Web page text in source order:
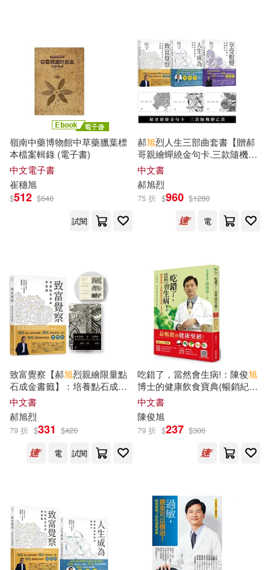
韓金龍，崔嶺（主編）(12)
（明）文震亨(12)
(美)亨利(11)
崔婕（主編）(11) 崔明德(11)
文旭先（主編）(11)
諶旭彬(11) 黃旭初(11)
（英）莎士比亞(11)
崔光耀(10) 崔宰訓(10)
崔岩(10) 崔崟（主編）(10)
崔洪斌(10) 崔鐘雷 主編(10)
旭屋出版編集部(10)
遠流(47)
Universal(46)
中國紡織出版社(46)
南京大學出版社(46)
東方出版社(45)
中國水利水電出版社(44)
浙江大學出版社(44)
重慶出版社(44)
朝華出版社(43)
中國勞動社會保障出版社(42)
人民出版社(41)
同心出版社(38)
國防工業出版社(38)
嶺南中藥博物館中草藥臘葉標
本檔案輯錄 (電子書)
中文電子書
崔穗旭
$512 $640
試閱
郝旭烈人生三部曲套書【贈郝
哥親繪蟬繞金句卡.三款隨機乙
款】：致富覺察、人生成為、
享受蛻變
中文書
郝旭烈
75 折 $960 $1280
電
致富覺察【郝旭烈親繪限量點
石成金書籤】：培養點石成金
的財富腦
中文書
郝旭烈
79 折 $331 $420
電
試閱
吃錯了，當然會生病!：陳俊旭
博士的健康飲食寶典(暢銷紀念
版)
中文書
陳俊旭
79 折 $237 $300